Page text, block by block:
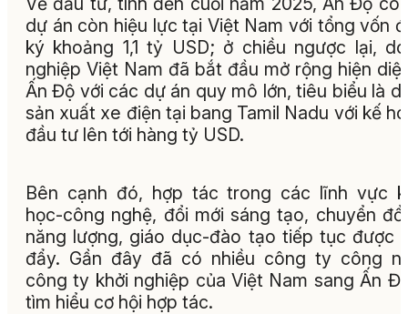
dự án còn hiệu lực tại Việt Nam với tổng vốn
ký khoảng 1,1 tỷ USD; ở chiều ngược lại,
nghiệp Việt Nam đã bắt đầu mở rộng hiện
Ấn Độ với các dự án quy mô lớn, tiêu biểu là
sản xuất xe điện tại bang Tamil Nadu với kế
đầu tư lên tới hàng tỷ USD.
Bên cạnh đó, hợp tác trong các lĩnh vực
học-công nghệ, đổi mới sáng tạo, chuyển
năng lượng, giáo dục-đào tạo tiếp tục được
đẩy. Gần đây đã có nhiều công ty công
công ty khởi nghiệp của Việt Nam sang Ấn
tìm hiểu cơ hội hợp tác.